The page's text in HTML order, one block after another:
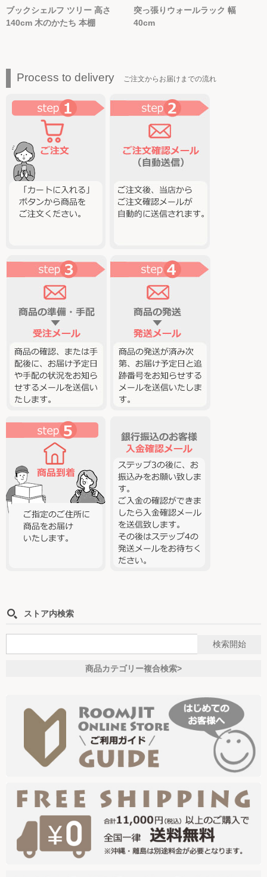
ブックシェルフ ツリー 高さ
140cm 木のかたち 本棚
突っ張りウォールラック 幅
40cm
Process to delivery ご注文からお届けまでの流れ
ストア内検索
商品カテゴリー複合検索>